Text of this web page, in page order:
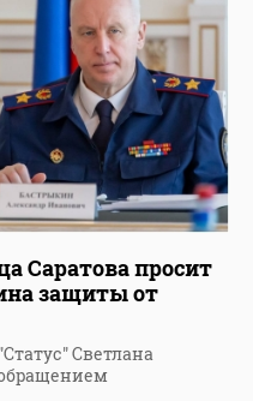
Саратова просит
защиты от
Светлана